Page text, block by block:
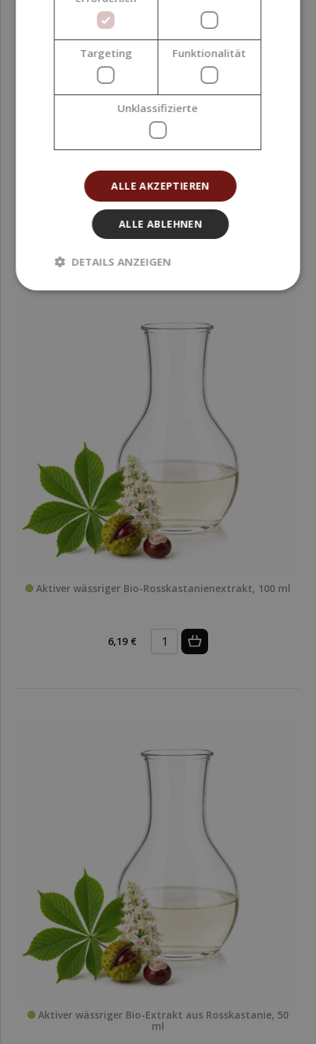
Aktiver wässriger Bio-Rosskastanienextrakt, 100 ml
6,19 €
Aktiver wässriger Bio-Extrakt aus Rosskastanie, 50
ml
Targeting Funktionalität
Unklassifizierte
ALLE AKZEPTIEREN
ALLE ABLEHNEN
DETAILS ANZEIGEN